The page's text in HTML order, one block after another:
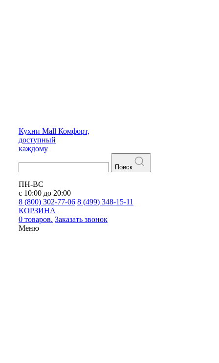
Кухни Mall Комфорт,
доступный
каждому
Поиск
ПН-ВС
с 10:00 до 20:00
8 (800) 302-77-06 8 (499) 348-15-11
КОРЗИНА
0 товаров. Заказать звонок
Меню